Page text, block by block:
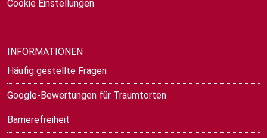
Cookie Einstellungen
INFORMATIONEN
Häufig gestellte Fragen
Google-Bewertungen für Traumtorten
Barrierefreiheit